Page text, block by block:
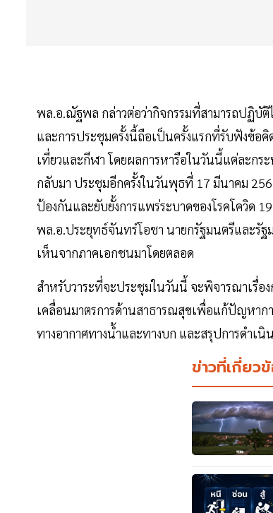
พล.อ.ณัฐพล กล่าวต่อว่ากิจกรรมที่สามารถปฏิบั
และการประชุมครั้งนี้ถือเป็นครั้งแรกที่รับฟังข้อคิ
เที่ยวและกีฬา โดยผลการหารือในวันนี้แต่ละก
กลับมา ประชุมอีกครั้งในวันพุธที่ 17 มีนาคม
ป้องกันและยับยั้งการแพร่ระบาดของโรคโควิด
พล.อ.ประยุทธ์จันทร์โอชา นายกรัฐมนตรีและรัฐ
เห็นจากภาคเอกชนมาโดยตลอด
สำหรับวาระที่จะประชุมในวันนี้ จะพิจารณาเรื่อ
เคลื่อนมาตรการด้านสาธารณสุขเพื่อแก้ปัญหาก
ทางอากาศทางน้ำและทางบก และสรุปการดำเ
ข่าวที่เกี่ยว